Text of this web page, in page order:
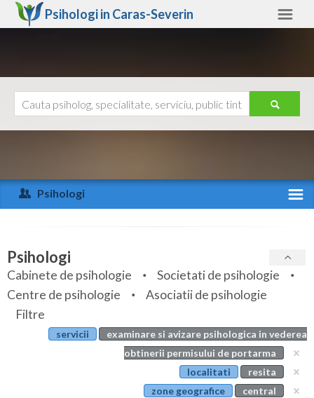
Psihologi in Caras-Severin
Arad
Arges
Bihor
Bistrita-Nasaud
Botosani
Ajutor
Psihologi
Specialitati
Servicii
Articole
Evenimente
Psihologi
Cabinete de psihologie
Societati de psihologie
Centre de psihologie
Asociatii de psihologie
Filtre
servicii
examinare si avizare psihologica in vederea
obtinerii permisului de portarma
localitati
resita
zone geografice
central